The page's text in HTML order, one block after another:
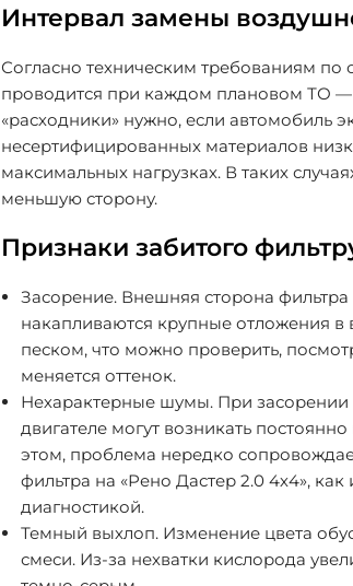
Интервал замены
Согласно техническим требованиям
проводится при каждом плановом ТО —
«расходники» нужно, если автомобиль
несертифицированных материалов
максимальных нагрузках. В таких
меньшую сторону.
Признаки забитого
Засорение. Внешняя сторона
накапливаются крупные отложения в
песком, что можно проверить,
меняется оттенок.
Нехарактерные шумы. При
двигателе могут возникать
этом, проблема нередко
фильтра на «Рено Дастер 2.0 4х4»,
диагностикой.
Темный выхлоп. Изменение цвета
смеси. Из-за нехватки кислорода